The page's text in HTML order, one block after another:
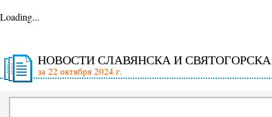
Loading...
НОВОСТИ СЛАВЯНСКА И
за 22 октября 2024 г.